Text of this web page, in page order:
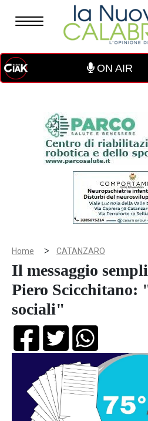
ON AIR
Home > CATANZARO
Il messaggio
Piero Scicchitano:
sociali"